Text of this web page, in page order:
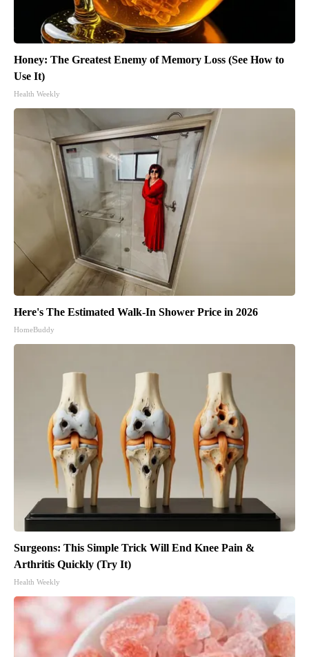
Honey: The Greatest Enemy of Memory Loss (See How to
Use It)
Health Weekly
Here's The Estimated Walk-In Shower Price in 2026
HomeBuddy
Surgeons: This Simple Trick Will End Knee Pain &
Arthritis Quickly (Try It)
Health Weekly